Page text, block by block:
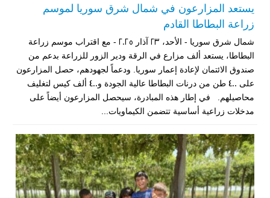
يستعد المزارعون في شمال شرق سوريا لموسم
زراعة البطاطا القادم
شمال شرق سوريا - الأحد، 23 آذار 2025 - مع اقتراب موسم زراعة
البطاطا، يستعد ألف مزارع في الرقة ودير الزور للزراعة بدعم من
صندوق الائتمان لإعادة إعمار سوريا. ودعماً لجهودهم، حصل المزارعون
على 400 طن من درنات البطاطا عالية الجودة و400 ألف كيس لتغليف
محاصيلهم. في إطار هذه المبادرة، سيحصل المزارعون أيضاً على
مدخلات زراعية أساسية تتضمن الكيماويات...